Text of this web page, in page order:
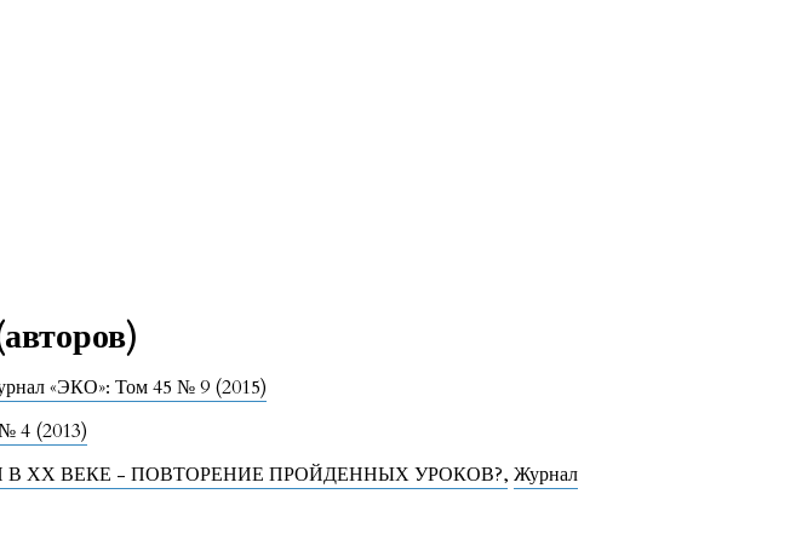
«ЭКО»: Том 45 № 9 (2015)
4 (2013)
ХХ ВЕКЕ - ПОВТОРЕНИЕ ПРОЙДЕННЫХ УРОКОВ?,Журнал